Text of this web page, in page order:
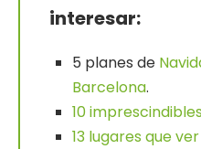
interesar:
5 planes de
Barcelona.
10
13 lugares que